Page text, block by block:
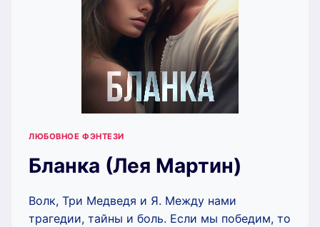
ЛЮБОВНОЕ ФЭНТЕЗИ
Бланка (Лея Мартин)
Волк, Три Медведя и Я. Между нами
трагедии, тайны и боль. Если мы победим, то